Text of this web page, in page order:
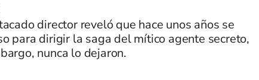
director reveló que hace unos años se
para dirigir la saga del mítico agente secreto,
nunca lo dejaron.